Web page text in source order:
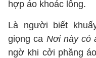
hợp áo khoác lông.
Là người biết
giọng ca Nơi này có
ngờ khi cởi phăng